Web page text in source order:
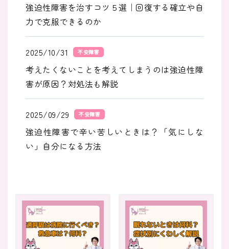
強迫性障害を治すコツ５選｜回復する確立や自
力で克服できるのか
2025/10/31 不安障害
考えたくないことを考えてしまうのは強迫性障
害が原因？対処法も解説
2025/09/29 不安障害
強迫性障害で辛い苦しいときは？「気にしな
い」自分になる方法
き治療法や付き合い方も
2025/09/29 不安障害